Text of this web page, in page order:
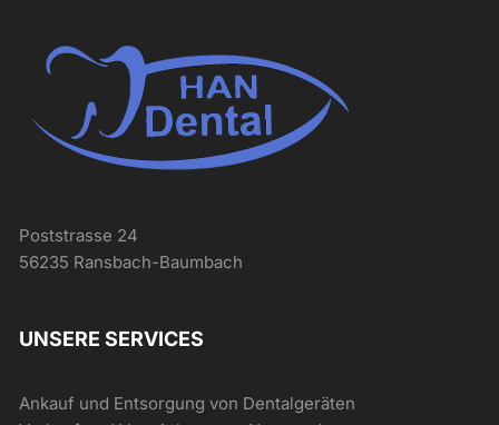
Poststrasse 24
56235 Ransbach-Baumbach
UNSERE SERVICES
Ankauf und Entsorgung von Dentalgeräten